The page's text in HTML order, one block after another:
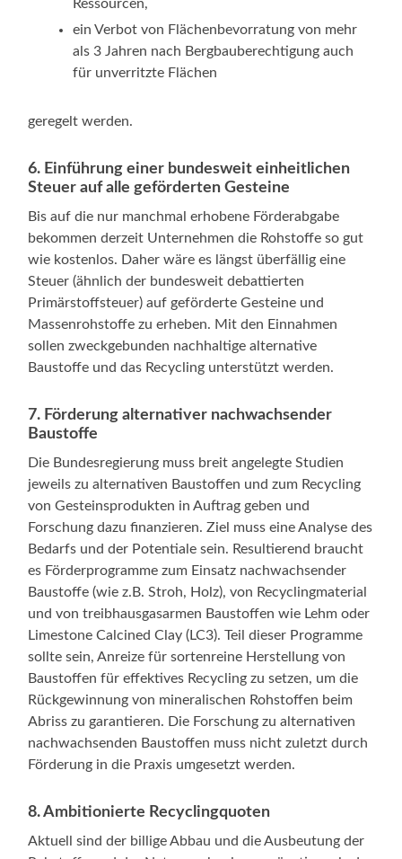
Ressourcen,
ein Verbot von Flächenbevorratung von mehr
als 3 Jahren nach Bergbauberechtigung auch
für unverritzte Flächen
geregelt werden.
6. Einführung einer bundesweit einheitlichen
Steuer auf alle geförderten Gesteine
Bis auf die nur manchmal erhobene Förderabgabe
bekommen derzeit Unternehmen die Rohstoffe so gut
wie kostenlos. Daher wäre es längst überfällig eine
Steuer (ähnlich der bundesweit debattierten
Primärstoffsteuer) auf geförderte Gesteine und
Massenrohstoffe zu erheben. Mit den Einnahmen
sollen zweckgebunden nachhaltige alternative
Baustoffe und das Recycling unterstützt werden.
7. Förderung alternativer nachwachsender
Baustoffe
Die Bundesregierung muss breit angelegte Studien
jeweils zu alternativen Baustoffen und zum Recycling
von Gesteinsprodukten in Auftrag geben und
Forschung dazu finanzieren. Ziel muss eine Analyse des
Bedarfs und der Potentiale sein. Resultierend braucht
es Förderprogramme zum Einsatz nachwachsender
Baustoffe (wie z.B. Stroh, Holz), von Recyclingmaterial
und von treibhausgasarmen Baustoffen wie Lehm oder
Limestone Calcined Clay (LC3). Teil dieser Programme
sollte sein, Anreize für sortenreine Herstellung von
Baustoffen für effektives Recycling zu setzen, um die
Rückgewinnung von mineralischen Rohstoffen beim
Abriss zu garantieren. Die Forschung zu alternativen
nachwachsenden Baustoffen muss nicht zuletzt durch
Förderung in die Praxis umgesetzt werden.
8. Ambitionierte Recyclingquoten
Aktuell sind der billige Abbau und die Ausbeutung der